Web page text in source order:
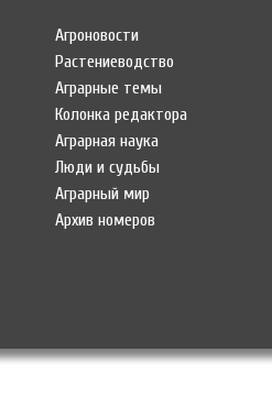
Агроновости
Растениеводство
Аграрные темы
Колонка редактора
Аграрная наука
Люди и судьбы
Аграрный мир
Архив номеров